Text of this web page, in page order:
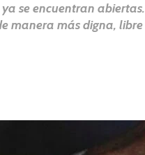
se encuentran
manera más digna,